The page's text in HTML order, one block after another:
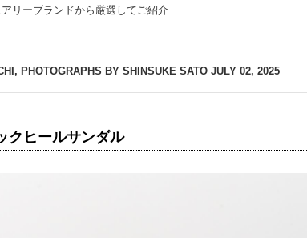
リーブランドから厳選してご紹介
PHOTOGRAPHS BY SHINSUKE SATO JULY 02, 2025
クヒールサンダル